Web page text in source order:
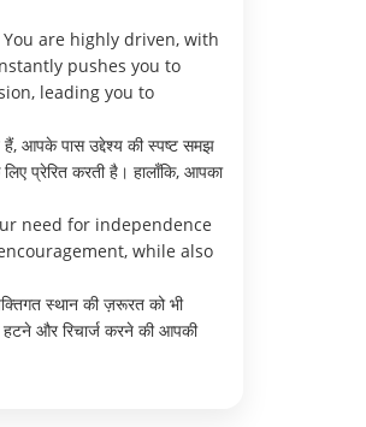
are highly driven, with
pushes you to
leading you to
आपके पास उद्देश्य की स्पष्ट समझ
प्रेरित करती है। हालाँकि, आपका
need for independence
while also
स्थान की ज़रूरत को भी
और रिचार्ज करने की आपकी